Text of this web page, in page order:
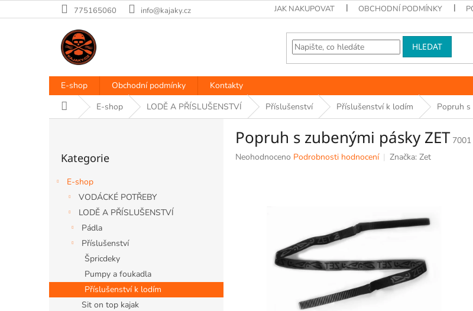
na
775165060 info@kajaky.cz JAK NAKUPOVAT OBCHODNÍ PODMÍNKY
HLEDAT
E-shop Obchodní podmínky
Kontakty
Domů E-shop LODĚ A PŘÍSLUŠENSTVÍ Příslušenství Příslušenství k lodím Popruh s
e
l
kategorie
Kategorie
E-shop
VODÁCKÉ POTŘEBY
LODĚ A PŘÍSLUŠENSTVÍ
Pádla
Příslušenství
Špricdeky
Pumpy a foukadla
Příslušenství k lodím
Sit on top kajak
Popruh s zubenými pásky ZET 7001
Průměrné
Neohodnoceno Podrobnosti hodnocení Značka: Zet